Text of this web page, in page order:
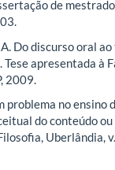
de
Do discurso oral
Tese apresentada à
2009.
problema no ensino
do conteúdo
Uberlândia,